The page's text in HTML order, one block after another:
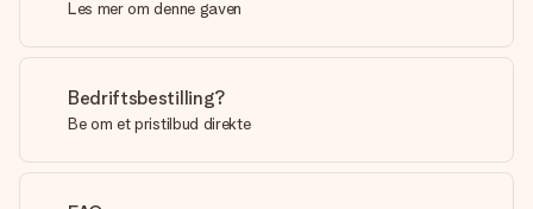
Les mer om denne gaven
Bedriftsbestilling?
Be om et pristilbud direkte